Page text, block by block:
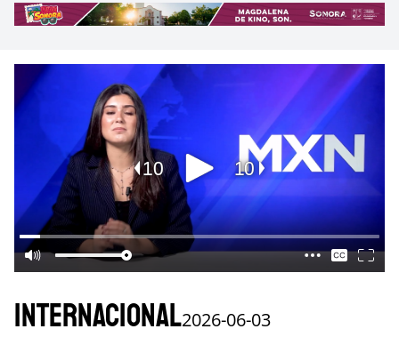
Internacional2026-06-03